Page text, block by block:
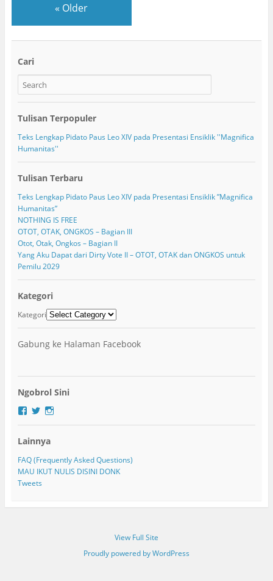
« Older
Cari
Tulisan Terpopuler
Teks Lengkap Pidato Paus Leo XIV pada Presentasi Ensiklik ''Magnifica
Humanitas''
Tulisan Terbaru
Teks Lengkap Pidato Paus Leo XIV pada Presentasi Ensiklik ”Magnifica
Humanitas”
NOTHING IS FREE
OTOT, OTAK, ONGKOS – Bagian III
Otot, Otak, Ongkos – Bagian II
Yang Aku Dapat dari Dirty Vote II – OTOT, OTAK dan ONGKOS untuk
Pemilu 2029
Kategori
Kategori
Gabung ke Halaman Facebook
Ngobrol Sini
F
e
o
o
T
t
t
e
r
g
r
Lainnya
FAQ (Frequently Asked Questions)
MAU IKUT NULIS DISINI DONK
Tweets
View Full Site
Proudly powered by WordPress